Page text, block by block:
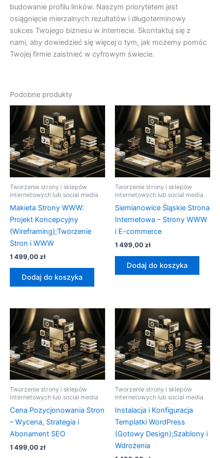
budowanie profilu linków. Naszym priorytetem jest
osiągnięcie mierzalnych rezultatów i długoterminowy
sukces Twojego biznesu w internecie. Skontaktuj się z
nami, aby dowiedzieć się więcej o tym, jak możemy pomóc
Twojej firmie zaistnieć w cyfrowym świecie.
Podobne produkty
Tworzenie strony i sklepów
internetowych lub social media
Makieta Strony WWW:
Projekt Koncepcyjny
(Wireframing);Tworzenie
Stron i WWW
1 499,00zł
Dodaj do koszyka
Tworzenie strony i sklepów
internetowych lub social media
Siemianowice Śląskie Strona
Internetowa – Strony WWW
i E-commerce
1 499,00zł
Dodaj do koszyka
Tworzenie strony i sklepów
internetowych lub social media
Cena Pozycjonowania Stron
– Wycena, Strategia i
Abonament SEO
1 499,00zł
Tworzenie strony i sklepów
internetowych lub social media
Instalacja i Konfiguracja
Templatki WordPress
(Gotowy Design);Szablony i
Wdrożenia